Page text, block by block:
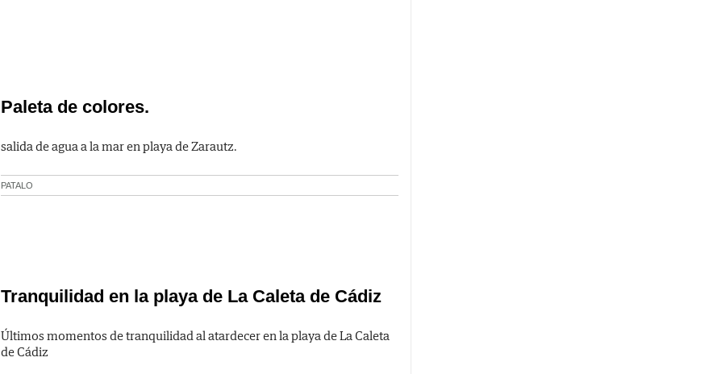
Paleta de colores.
salida de agua a la mar en playa de Zarautz.
PATALO
Tranquilidad en la playa de La Caleta de Cádiz
Últimos momentos de tranquilidad al atardecer en la playa de La Caleta
de Cádiz